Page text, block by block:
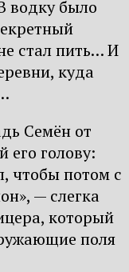
водку было
стал пить… И
куда
Семён от
его голову:
чтобы потом с
— слегка
который
поля